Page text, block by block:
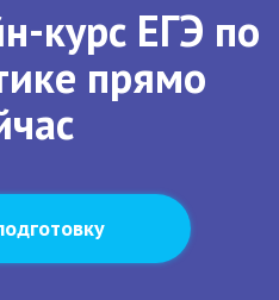
курс ЕГЭ по
прямо